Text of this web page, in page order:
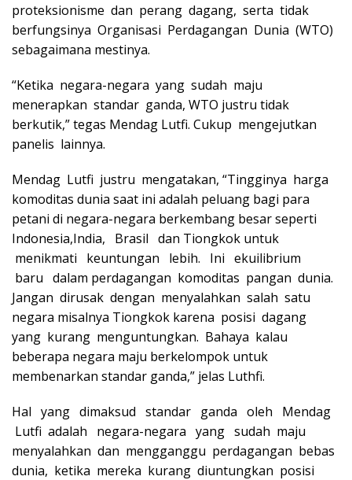
proteksionisme dan perang dagang, serta tidak
berfungsinya Organisasi Perdagangan Dunia (WTO)
sebagaimana mestinya.
“Ketika negara-negara yang sudah maju
menerapkan standar ganda, WTO justru tidak
berkutik,” tegas Mendag Lutfi. Cukup mengejutkan
panelis lainnya.
Mendag Lutfi justru mengatakan, “Tingginya harga
komoditas dunia saat ini adalah peluang bagi para
petani di negara-negara berkembang besar seperti
Indonesia,India, Brasil dan Tiongkok untuk
menikmati keuntungan lebih. Ini ekuilibrium
baru dalam perdagangan komoditas pangan dunia.
Jangan dirusak dengan menyalahkan salah satu
negara misalnya Tiongkok karena posisi dagang
yang kurang menguntungkan. Bahaya kalau
beberapa negara maju berkelompok untuk
membenarkan standar ganda,” jelas Luthfi.
Hal yang dimaksud standar ganda oleh Mendag
Lutfi adalah negara-negara yang sudah maju
menyalahkan dan mengganggu perdagangan bebas
dunia, ketika mereka kurang diuntungkan posisi